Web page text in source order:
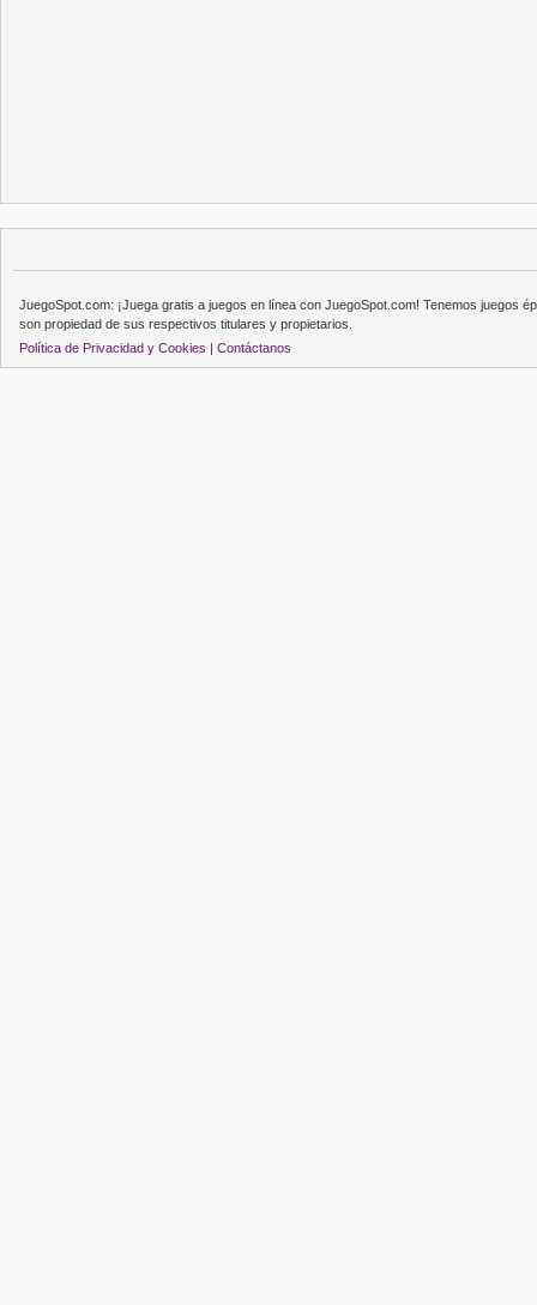
JuegoSpot.com: ¡Juega gratis a juegos en línea con JuegoSpot.com! Tenemos juegos
son propiedad de sus respectivos titulares y propietarios.
Política de Privacidad y Cookies | Contáctanos